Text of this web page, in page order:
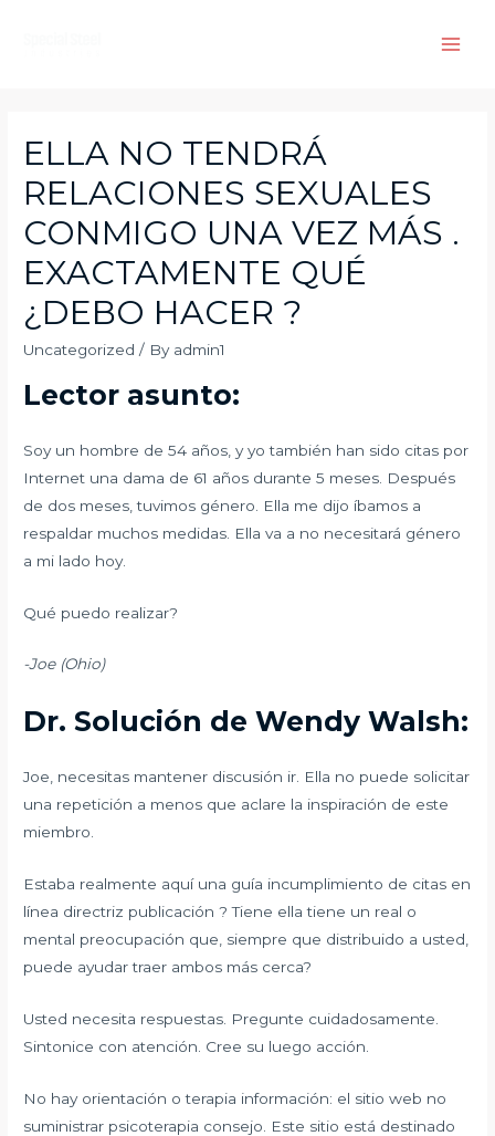
ELLA NO TENDRÁ
RELACIONES SEXUALES
CONMIGO UNA VEZ MÁS .
EXACTAMENTE QUÉ
¿DEBO HACER ?
Uncategorized / By admin1
Lector asunto:
Soy un hombre de 54 años, y yo también han sido citas por
Internet una dama de 61 años durante 5 meses. Después
de dos meses, tuvimos género. Ella me dijo íbamos a
respaldar muchos medidas. Ella va a no necesitará género
a mi lado hoy.
Qué puedo realizar?
-Joe (Ohio)
Dr. Solución de Wendy Walsh:
Joe, necesitas mantener discusión ir. Ella no puede solicitar
una repetición a menos que aclare la inspiración de este
miembro.
Estaba realmente aquí una guía incumplimiento de citas en
línea directriz publicación ? Tiene ella tiene un real o
mental preocupación que, siempre que distribuido a usted,
puede ayudar traer ambos más cerca?
Usted necesita respuestas. Pregunte cuidadosamente.
Sintonice con atención. Cree su luego acción.
No hay orientación o terapia información: el sitio web no
suministrar psicoterapia consejo. Este sitio está destinado